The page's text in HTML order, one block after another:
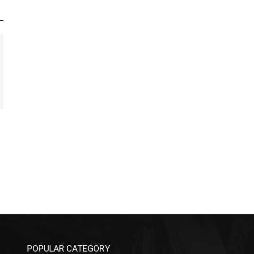
POPULAR CATEGORY